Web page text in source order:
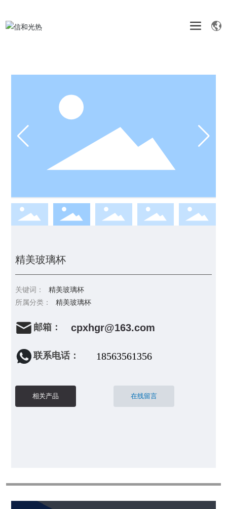
精美玻璃杯
关键词：
精美玻璃杯
所属分类：
精美玻璃杯
邮箱： cpxhgr@163.com
联系电话： 18563561356
相关产品 在线留言